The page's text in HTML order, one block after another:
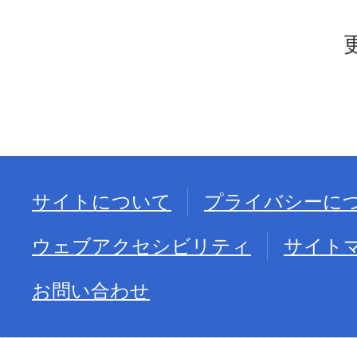
サイトについて
プライバシーに
ウェブアクセシビリティ
サイト
お問い合わせ